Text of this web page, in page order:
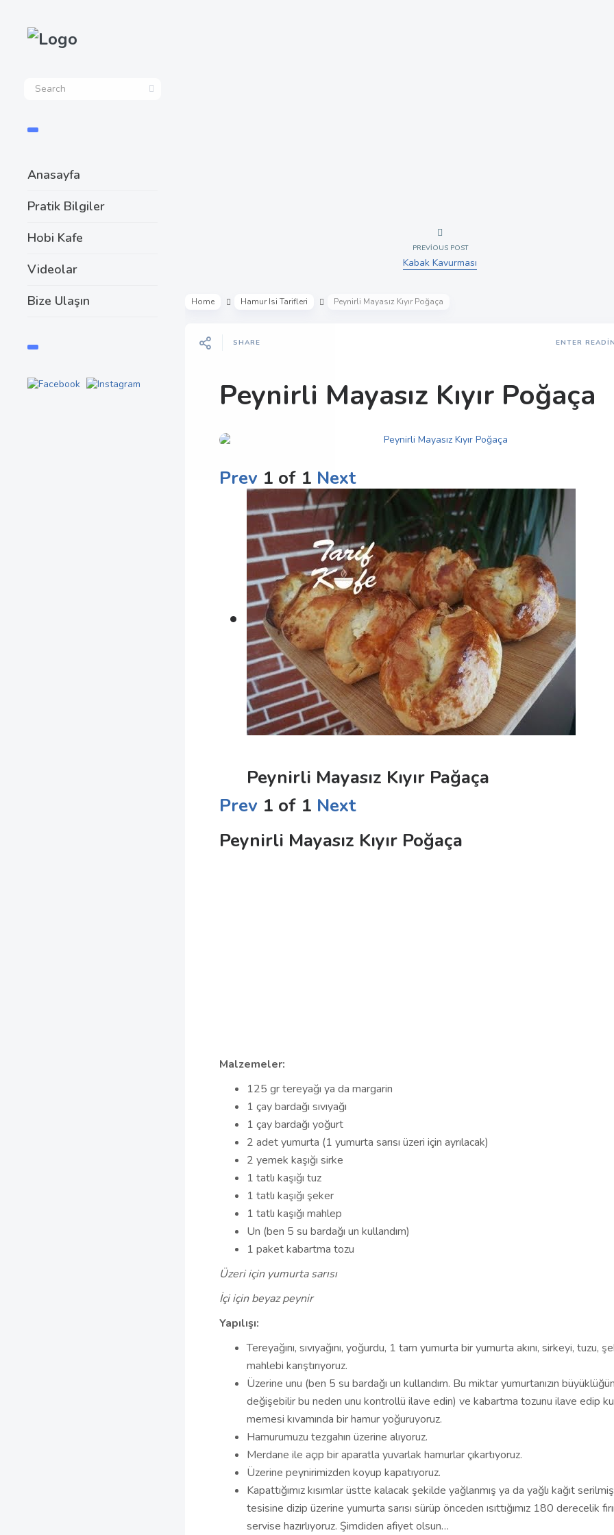
Anasayfa
Pratik Bilgiler
Hobi Kafe
Videolar
Bize Ulaşın
PREVIOUS POST
Kabak Kavurması
Home Hamur Isi Tarifleri Peynirli Mayasız Kıyır Poğaça
SHARE ENTER
Peynirli Mayasız Kıyır Poğaça
Prev 1 of 1 Next
Peynirli Mayasız Kıyır Pağaça
Prev 1 of 1 Next
Peynirli Mayasız Kıyır Poğaça
Malzemeler:
125 gr tereyağı ya da margarin
1 çay bardağı sıvıyağı
1 çay bardağı yoğurt
2 adet yumurta (1 yumurta sarısı üzeri için ayrılacak)
2 yemek kaşığı sirke
1 tatlı kaşığı tuz
1 tatlı kaşığı şeker
1 tatlı kaşığı mahlep
Un (ben 5 su bardağı un kullandım)
1 paket kabartma tozu
Üzeri için yumurta sarısı
İçi için beyaz peynir
Yapılışı:
Tereyağını, sıvıyağını, yoğurdu, 1 tam yumurta bir yumurta akını, sirkeyi, tuzu,
mahlebi karıştırıyoruz.
Üzerine unu (ben 5 su bardağı un kullandım. Bu miktar yumurtanızın
değişebilir bu neden unu kontrollü ilave edin) ve kabartma tozunu ilave edip
memesi kıvamında bir hamur yoğuruyoruz.
Hamurumuzu tezgahın üzerine alıyoruz.
Merdane ile açıp bir aparatla yuvarlak hamurlar çıkartıyoruz.
Üzerine peynirimizden koyup kapatıyoruz.
Kapattığımız kısımlar üstte kalacak şekilde yağlanmış ya da yağlı kağıt serilmiş
tesisine dizip üzerine yumurta sarısı sürüp önceden ısıttığımız 180 derecelik
servise hazırlıyoruz. Şimdiden afiyet olsun…